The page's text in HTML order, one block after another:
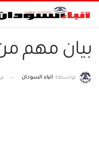
بيان مهم
بواسطة انباء السودان